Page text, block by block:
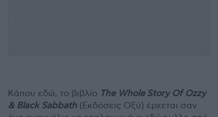
Κάπου εδώ, το βιβλίο The Whole Story Of Ozzy
& Black Sabbath (Εκδόσεις Οξύ) έρχεται σαν